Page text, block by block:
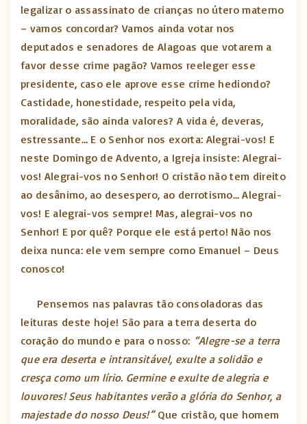
legalizar o assassinato de crianças no útero materno
– vamos concordar? Vamos ainda votar nos
deputados e senadores de Alagoas que votarem a
favor desse crime pagão? Vamos reeleger esse
presidente, caso ele aprove esse crime hediondo?
Castidade, honestidade, respeito pela vida,
moralidade, são ainda valores? A vida é, deveras,
estressante… E o Senhor nos exorta: Alegrai-vos! E
neste Domingo de Advento, a Igreja insiste: Alegrai-
vos! Alegrai-vos no Senhor! O cristão não tem direito
ao desânimo, ao desespero, ao derrotismo… Alegrai-
vos! E alegrai-vos sempre! Mas, alegrai-vos no
Senhor! E por quê? Porque ele está perto! Não nos
deixa nunca: ele vem sempre como Emanuel – Deus
conosco!
Pensemos nas palavras tão consoladoras das
leituras deste hoje! São para a terra deserta do
coração do mundo e para o nosso: “Alegre-se a terra
que era deserta e intransitável, exulte a solidão e
cresça como um lírio. Germine e exulte de alegria e
louvores! Seus habitantes verão a glória do Senhor, a
majestade do nosso Deus!”Que cristão, que homem